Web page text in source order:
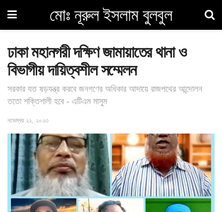
মোঃ নূরুল ইসলাম বুলবুল
ঢাকা মহানগরী দক্ষিণ জামায়াতের থানা ও
বিভাগীয় দায়িত্বশীল সম্মেলন
সরকার যত ষড়যন্ত্র করবে জনগণের অধিকার আদায়ে রাজপথের আন্দোলন
ততো শক্তিশালী হবে - এটিএম মাসুম
নভেম্বর ২২, ২০২৩